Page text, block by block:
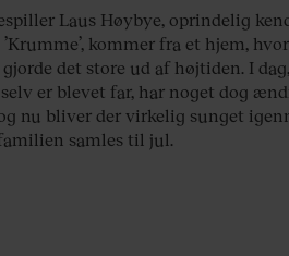
Laus Høybye, oprindelig
’Krumme’, kommer fra et hjem,
det store ud af højtiden. I
er blevet far, har noget dog
nu bliver der virkelig sunget
samles til jul.